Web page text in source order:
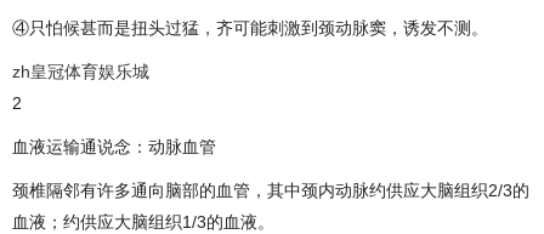
④只怕候甚而是扭头过猛，齐可能刺激到颈动脉窦，诱发不测。
zh皇冠体育娱乐城
2
血液运输通说念：动脉血管
颈椎隔邻有许多通向脑部的血管，其中颈内动脉约供应大脑组织2/3的
血液；约供应大脑组织1/3的血液。